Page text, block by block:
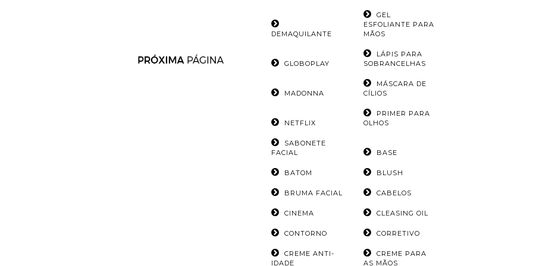
DEMAQUILANTE
GEL
ESFOLIANTE PARA
MÃOS
GLOBOPLAY
LÁPIS PARA
SOBRANCELHAS
MADONNA
MÁSCARA DE
CÍLIOS
NETFLIX
PRIMER PARA
OLHOS
SABONETE
FACIAL
BASE
BATOM BLUSH
BRUMA FACIAL CABELOS
CINEMA CLEASING OIL
CONTORNO CORRETIVO
CREME ANTI-
IDADE
CREME PARA
AS MÃOS